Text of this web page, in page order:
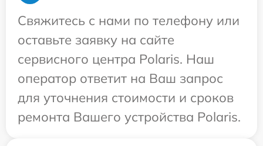
Свяжитесь с нами по телефону или
оставьте заявку на сайте
сервисного центра Polaris. Наш
оператор ответит на Ваш запрос
для уточнения стоимости и сроков
ремонта Вашего устройства Polaris.